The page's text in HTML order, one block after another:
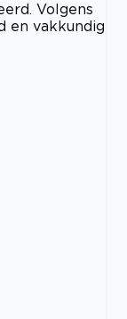
Volgens
en vakkundig